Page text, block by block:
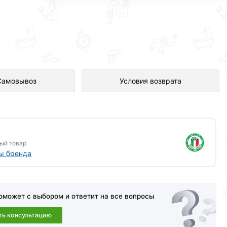
Условия возврата
Сантехника по
товар
бренда
с выбором и ответит на все вопросы
консультацию